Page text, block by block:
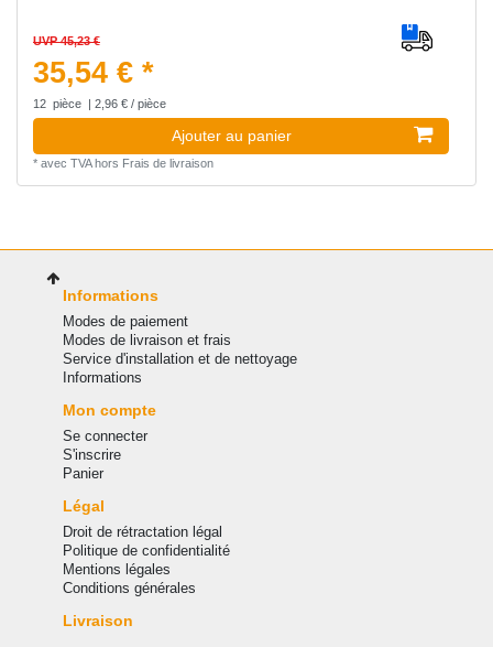
UVP 45,23 €
35,54 € *
12 pièce | 2,96 € / pièce
Ajouter au panier
* avec TVAhors Frais de livraison
Informations
Modes de paiement
Modes de livraison et frais
Service d'installation et de nettoyage
Informations
Mon compte
Se connecter
S'inscrire
Panier
Légal
Droit de rétractation légal
Politique de confidentialité
Mentions légales
Conditions générales
Livraison